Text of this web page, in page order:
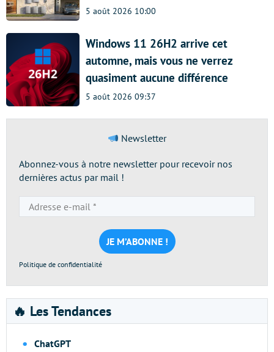
5 août 2026 10:00
Windows 11 26H2 arrive cet
automne, mais vous ne verrez
quasiment aucune différence
5 août 2026 09:37
Newsletter
Abonnez-vous à notre newsletter pour recevoir nos
dernières actus par mail !
e-
mail
*
Politique de confidentialité
🔥 Les Tendances
ChatGPT